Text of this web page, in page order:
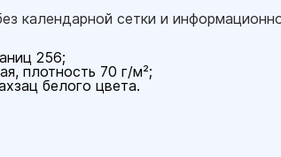
календарной сетки и
256;
плотность 70 г/м²;
белого цвета.